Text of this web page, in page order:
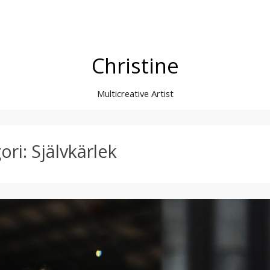
Christine
Multicreative Artist
Självkärlek